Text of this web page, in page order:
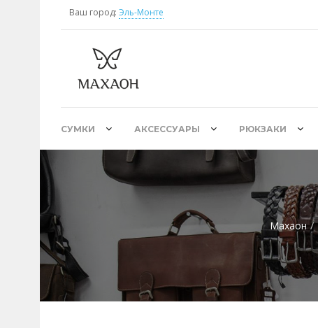
Ваш город: Эль-Монте
СУМКИ АКСЕССУАРЫ РЮКЗАКИ
Махаон